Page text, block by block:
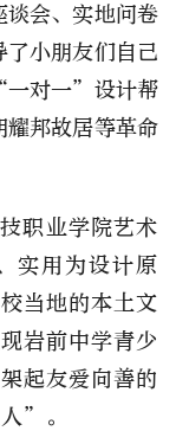
谈会、实地问卷
小朋友们自己
一对一”设计帮
耀邦故居等革命
职业学院艺术
实用为设计原
当地的本土文
岩前中学青少
起友爱向善的
”。